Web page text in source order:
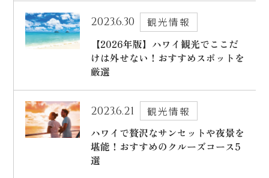
2023.6.30
観光情報
【2026年版】ハワイ観光でここだ
けは外せない！おすすめスポットを
厳選
2023.6.21
観光情報
ハワイで贅沢なサンセットや夜景を
堪能！おすすめのクルーズコース5
選